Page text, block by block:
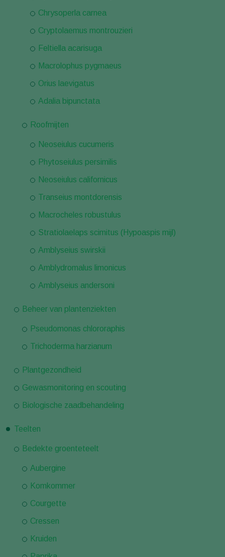
Chrysoperla carnea
Cryptolaemus montrouzieri
Feltiella acarisuga
Macrolophus pygmaeus
Orius laevigatus
Adalia bipunctata
Roofmijten
Neoseiulus cucumeris
Phytoseiulus persimilis
Neoseiulus californicus
Transeius montdorensis
Macrocheles robustulus
Stratiolaelaps scimitus (Hypoaspis mijl)
Amblyseius swirskii
Amblydromalus limonicus
Amblyseius andersoni
Beheer van plantenziekten
Pseudomonas chlororaphis
Trichoderma harzianum
Plantgezondheid
Gewasmonitoring en scouting
Biologische zaadbehandeling
Teelten
Bedekte groenteteelt
Aubergine
Komkommer
Courgette
Cressen
Kruiden